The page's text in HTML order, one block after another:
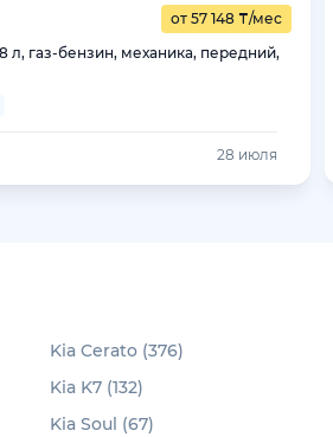
от 57 148 ₸/мес
л, газ-бензин, механика, передний,
28 июля
Kia Cerato (376)
Kia K7 (132)
Kia Soul (67)